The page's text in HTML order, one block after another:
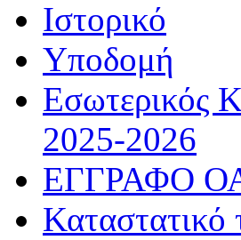
Ιστορικό
Υποδομή
Εσωτερικός
2025-2026
ΕΓΓΡΑΦΟ